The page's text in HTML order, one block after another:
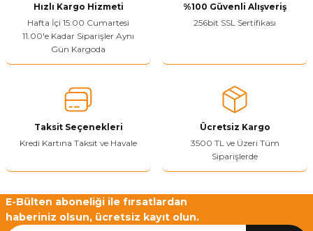
Hızlı Kargo Hizmeti
Hafta İçi 15:00 Cumartesi
11.00'e Kadar Siparişler Aynı
Gün Kargoda
%100 Güvenli Alışveriş
256bit SSL Sertifikası
Taksit Seçenekleri
Kredi Kartına Taksit ve Havale
Ücretsiz Kargo
3500 TL ve Üzeri Tüm
Siparişlerde
E-Bülten aboneliği ile fırsatlardan
haberiniz olsun, ücretsiz kayıt olun.